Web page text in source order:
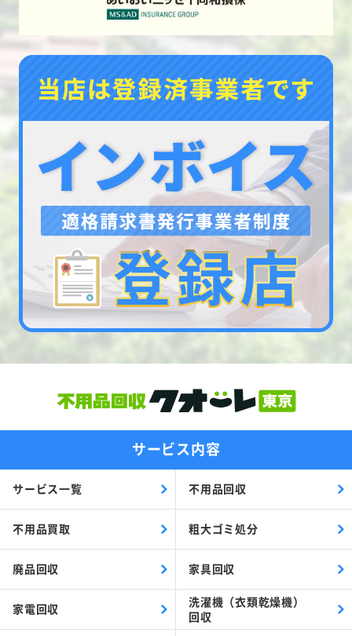
サービス内容
サービス一覧 不用品回収
不用品買取 粗大ゴミ処分
廃品回収 家具回収
家電回収
洗濯機（衣類乾燥機）
回収